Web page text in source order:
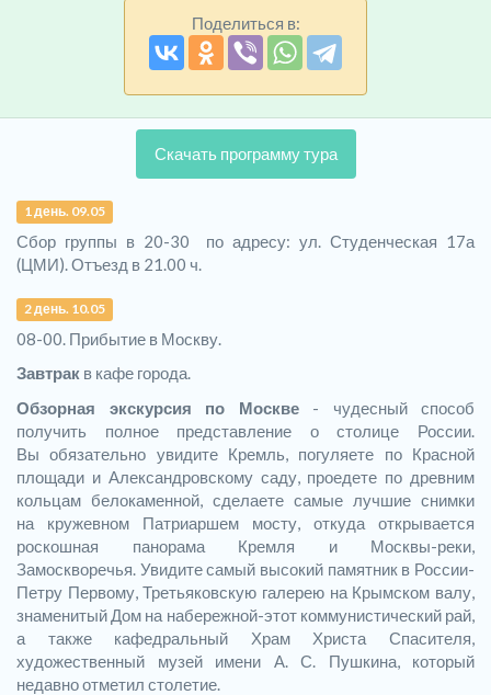
Поделиться в:
Скачать программу тура
1 день. 09.05
Сбор группы в 20-30 по адресу: ул. Студенческая 17а
(ЦМИ). Отъезд в 21.00 ч.
2 день. 10.05
08-00. Прибытие в Москву.
Завтрак в кафе города.
Обзорная экскурсия по Москве- чудесный способ
получить полное представление о столице России.
Вы обязательно увидите Кремль, погуляете по Красной
площади и Александровскому саду, проедете по древним
кольцам белокаменной, сделаете самые лучшие снимки
на кружевном Патриаршем мосту, откуда открывается
роскошная панорама Кремля и Москвы-реки,
Замоскворечья. Увидите самый высокий памятник в России-
Петру Первому, Третьяковскую галерею на Крымском валу,
знаменитый Дом на набережной-этот коммунистический рай,
а также кафедральный Храм Христа Спасителя,
художественный музей имени А. С. Пушкина, который
недавно отметил столетие.